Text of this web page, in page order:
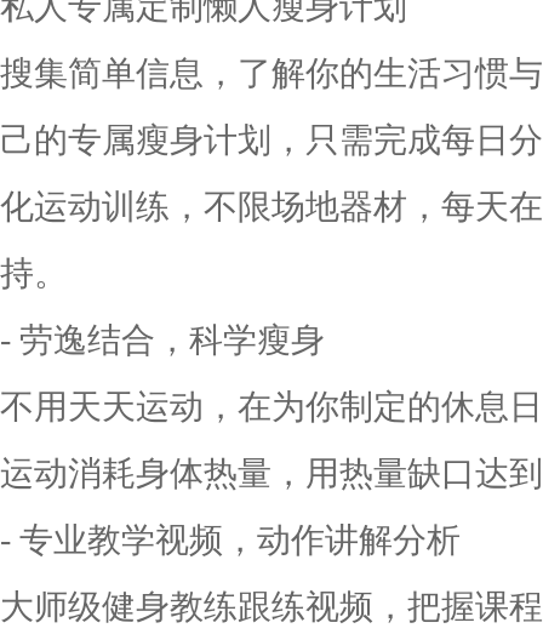
搜集简单信息，了解你的生活习惯
己的专属瘦身计划，只需完成每日
化运动训练，不限场地器材，每天
持。
- 劳逸结合，科学瘦身
不用天天运动，在为你制定的休息
运动消耗身体热量，用热量缺口达
- 专业教学视频，动作讲解分析
大师级健身教练跟练视频，把握课